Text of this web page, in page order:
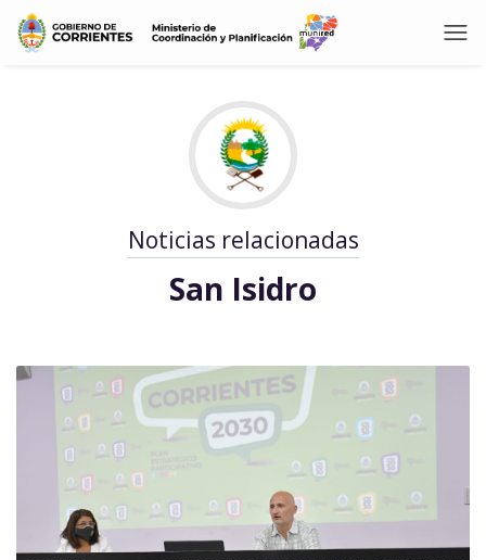
Noticias relacionadas
San Isidro